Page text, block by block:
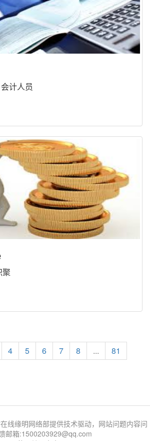
计人员
聚
4 5 6 7 8 ...
81
线缘明网络部提供技术驱动，网站问题内容问
邮箱:1500203929@qq.com